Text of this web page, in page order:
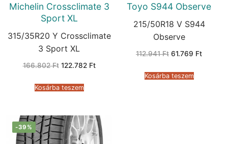
Michelin Crossclimate 3
Sport XL
315/35R20 Y Crossclimate
3 Sport XL
166.802Ft Original
166.802 Ft.
122.782 FtCurrent
Kosárba teszem
Toyo S944 Observe
215/50R18 V S944
Observe
112.941Ft Original
112.941 Ft.
61.769 FtCurrent
Kosárba teszem
-39%